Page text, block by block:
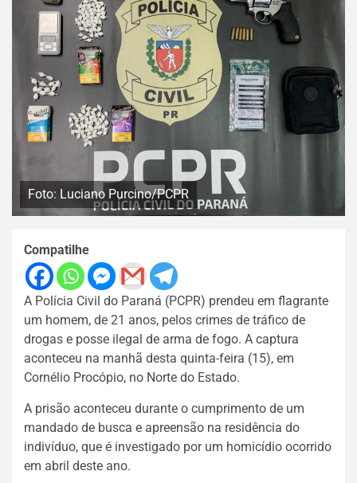
Foto: Luciano Purcino/PCPR
Compatilhe
A Polícia Civil do Paraná (PCPR) prendeu em flagrante
um homem, de 21 anos, pelos crimes de tráfico de
drogas e posse ilegal de arma de fogo. A captura
aconteceu na manhã desta quinta-feira (15), em
Cornélio Procópio, no Norte do Estado.
A prisão aconteceu durante o cumprimento de um
mandado de busca e apreensão na residência do
indivíduo, que é investigado por um homicídio ocorrido
em abril deste ano.